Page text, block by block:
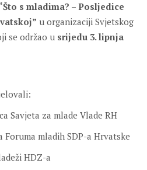
s mladima? – Posljedice
u organizaciji Svjetskog
se održao u srijedu 3. lipnja
Savjeta za mlade Vlade RH
Foruma mladih SDP-a Hrvatske
HDZ-a